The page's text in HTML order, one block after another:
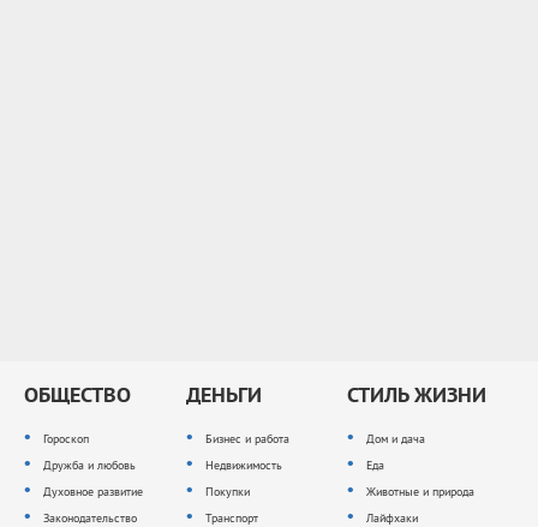
ОБЩЕСТВО
Гороскоп
Дружба и любовь
Духовное развитие
Законодательство
ДЕНЬГИ
Бизнес и работа
Недвижимость
Покупки
Транспорт
СТИЛЬ ЖИЗНИ
Дом и дача
Еда
Животные и природа
Лайфхаки